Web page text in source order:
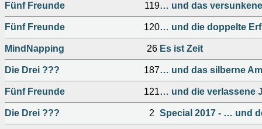
Fünf Freunde 119… und das
Fünf Freunde 120… und die doppelte
MindNapping 26 Es ist Zeit
Die Drei ??? 187… und das silberne
Fünf Freunde 121… und die verlassene
Die Drei ??? 2 Special 2017 - … und